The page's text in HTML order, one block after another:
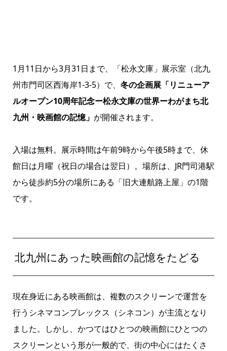
1月11日から3月31日まで、「松永文庫」展示室（北九
州市門司区西海岸1-3-5）で、 冬の企画展「リニューア
ルオープン10周年記念ー松永文庫の世界ーわがまち北
九州・映画館の記憶」 が開催されます。
入場は無料。展示時間は午前9時から午後5時まで、休
館日は月曜（祝日の場合は翌日）。場所は、JR門司港駅
から徒歩約5分の場所にある「旧大連航路上屋」の1階
です。
北九州にあった映画館の記憶をたどる
現在身近にある映画館は、複数のスクリーンで運営を
行うシネマコンプレックス（シネコン）が主流となり
ました。しかし、かつてはひとつの映画館にひとつの
スクリーンという形が一般的で、街の中心にはたくさ